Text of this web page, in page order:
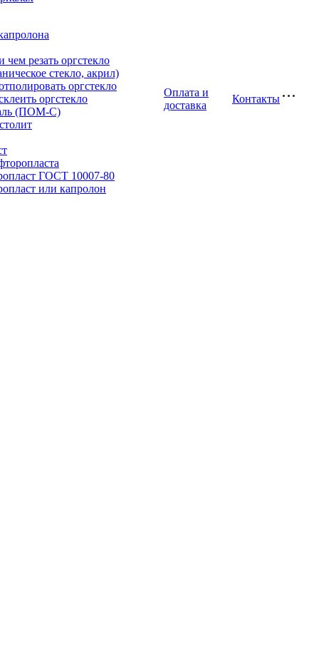
чем резать оргстекло
стекло, акрил)
оргстекло
оргстекло
(ПОМ-С)
ГОСТ 10007-80
или капролон
Оплата и
доставка
Контакты